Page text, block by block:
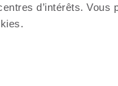
d’intérêts.